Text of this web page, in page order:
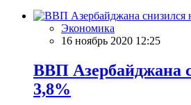
Экономика
16 ноябрь 2020 12:25
ВВП Азербайджана
3,8%